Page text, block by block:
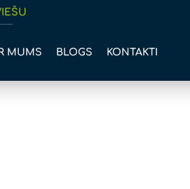
MUMS BLOGS KONTAKTI